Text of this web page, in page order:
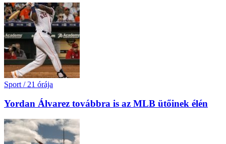
Sport / 21 órája
Yordan Álvarez továbbra is az MLB ütőinek élén